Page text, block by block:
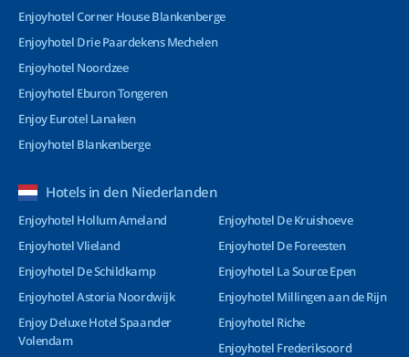
Enjoyhotel Corner House Blankenberge
Enjoyhotel Drie Paardekens Mechelen
Enjoyhotel Noordzee
Enjoyhotel Eburon Tongeren
Enjoy Eurotel Lanaken
Enjoyhotel Blankenberge
Hotels in den Niederlanden
Enjoyhotel Hollum Ameland
Enjoyhotel Vlieland
Enjoyhotel De Schildkamp
Enjoyhotel Astoria Noordwijk
Enjoy Deluxe Hotel Spaander
Volendam
Enjoyhotel De Kruishoeve
Enjoyhotel De Foreesten
Enjoyhotel La Source Epen
Enjoyhotel Millingen aan de Rijn
Enjoyhotel Riche
Enjoyhotel Frederiksoord